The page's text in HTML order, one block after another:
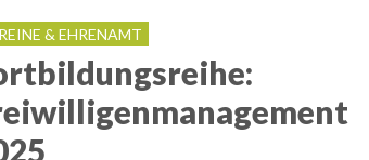
& EHRENAMT